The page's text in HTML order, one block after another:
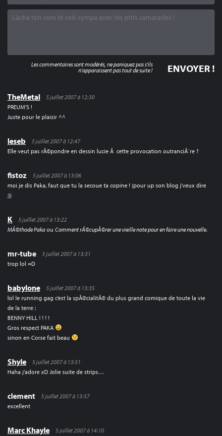
TheMetal
5 juillet 2007 à 12:30
PREUM’S !
Juste pour le plaisir ^^
leseb
5 juillet 2007 à 12:47
Elle veut pas rÃ©pondre en dessin lucie Ã cette provocation outranciÃ¨re ?
fistoz
5 juillet 2007 à 13:06
moi je dis Paka, faut que tu la secoue ta copine ! (pour up son blog j’veux dire
;))
K
5 juillet 2007 à 13:22
MÃ©thode Paka ou Comment rÃ©cupÃ©rer une vieille note pour en faire une nouvelle.
mr-tube
5 juillet 2007 à 13:31
trop lol =D
babylone
5 juillet 2007 à 13:35
lol le running gag c’est la spÃ©cialitÃ© du plus grand comique de toute la vie
de la terre :
BENNY HILL ! ! ! !
Gros respect PAKA
sinon en Corse fait beau
Shyle
5 juillet 2007 à 13:51
Haha j’adore xD Jolie suite de strips…
clement
5 juillet 2007 à 13:57
excellent
Marc Khayle
5 juillet 2007 à 14:10
Les commentaires sont modérés, ne paniquez pas s'ils
n'apparaissent pas tout de suite !